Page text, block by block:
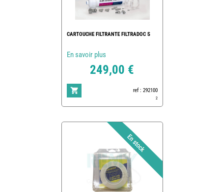
CARTOUCHE FILTRANTE FILTRADOC S
En savoir plus
249,00 €
ref : 292100
2